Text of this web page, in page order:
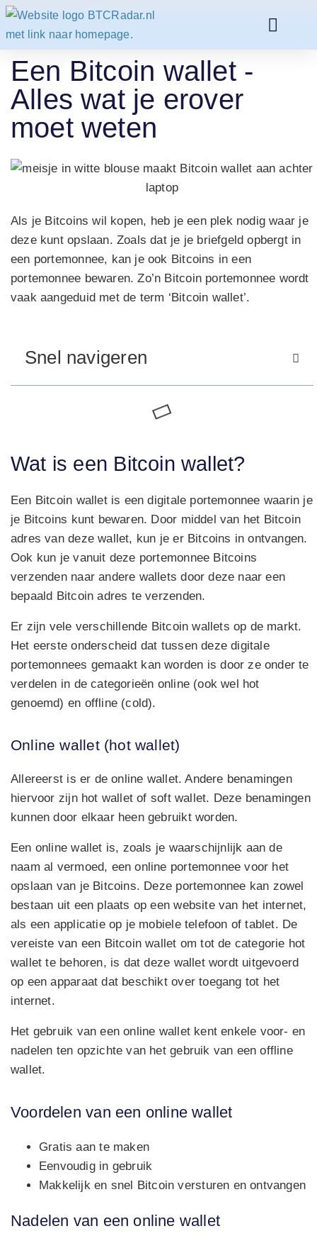
Een Bitcoin wallet -
Alles wat je erover
moet weten
Als je Bitcoins wil kopen, heb je een plek nodig waar je
deze kunt opslaan. Zoals dat je je briefgeld opbergt in
een portemonnee, kan je ook Bitcoins in een
portemonnee bewaren. Zo’n Bitcoin portemonnee wordt
vaak aangeduid met de term ‘Bitcoin wallet’.
Snel navigeren
Wat is een Bitcoin wallet?
Een Bitcoin wallet is een digitale portemonnee waarin je
je Bitcoins kunt bewaren. Door middel van het Bitcoin
adres van deze wallet, kun je er Bitcoins in ontvangen.
Ook kun je vanuit deze portemonnee Bitcoins
verzenden naar andere wallets door deze naar een
bepaald Bitcoin adres te verzenden.
Er zijn vele verschillende Bitcoin wallets op de markt.
Het eerste onderscheid dat tussen deze digitale
portemonnees gemaakt kan worden is door ze onder te
verdelen in de categorieën online (ook wel hot
genoemd) en offline (cold).
Online wallet (hot wallet)
Allereerst is er de online wallet. Andere benamingen
hiervoor zijn hot wallet of soft wallet. Deze benamingen
kunnen door elkaar heen gebruikt worden.
Een online wallet is, zoals je waarschijnlijk aan de
naam al vermoed, een online portemonnee voor het
opslaan van je Bitcoins. Deze portemonnee kan zowel
bestaan uit een plaats op een website van het internet,
als een applicatie op je mobiele telefoon of tablet. De
vereiste van een Bitcoin wallet om tot de categorie hot
wallet te behoren, is dat deze wallet wordt uitgevoerd
op een apparaat dat beschikt over toegang tot het
internet.
Het gebruik van een online wallet kent enkele voor- en
nadelen ten opzichte van het gebruik van een offline
wallet.
Voordelen van een online wallet
Gratis aan te maken
Eenvoudig in gebruik
Makkelijk en snel Bitcoin versturen en ontvangen
Nadelen van een online wallet